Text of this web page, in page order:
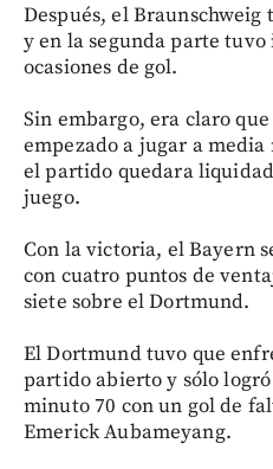
Después, el
y en la segunda parte tuvo
ocasiones de gol.
Sin embargo, era claro
empezado a jugar a media
el partido quedara
juego.
Con la victoria, el Bayern
con cuatro puntos de
siete sobre el Dortmund.
El Dortmund tuvo que
partido abierto y sólo
minuto 70 con un gol de
Emerick Aubameyang.